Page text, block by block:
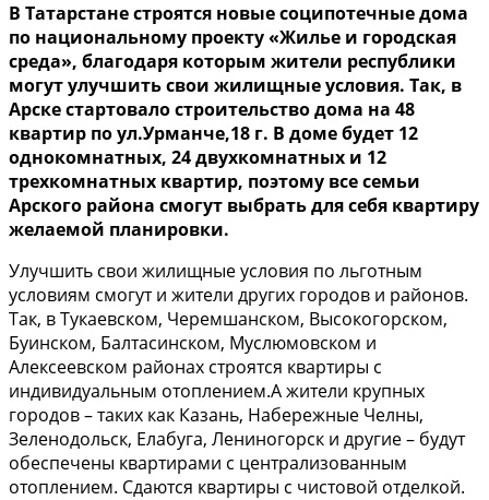
В Татарстане строятся новые соципотечные дома
по национальному проекту «Жилье и городская
среда», благодаря которым жители республики
могут улучшить свои жилищные условия. Так, в
Арске стартовало строительство дома на 48
квартир по ул.Урманче,18 г. В доме будет 12
однокомнатных, 24 двухкомнатных и 12
трехкомнатных квартир, поэтому все семьи
Арского района смогут выбрать для себя квартиру
желаемой планировки.
Улучшить свои жилищные условия по льготным
условиям смогут и жители других городов и районов.
Так, в Тукаевском, Черемшанском, Высокогорском,
Буинском, Балтасинском, Муслюмовском и
Алексеевском районах строятся квартиры с
индивидуальным отоплением.А жители крупных
городов – таких как Казань, Набережные Челны,
Зеленодольск, Елабуга, Лениногорск и другие – будут
обеспечены квартирами с централизованным
отоплением. Сдаются квартиры с чистовой отделкой.